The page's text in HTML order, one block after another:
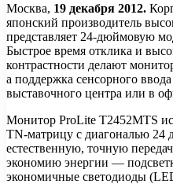
Москва, 19 декабря 2012.
японский производитель
представляет 24-дюймовую
Быстрое время отклика и
контрастности делают
а поддержка сенсорного
выставочного центра или в
Монитор ProLite T2452MTS
TN-матрицу с диагональю 24
естественную, точную
экономию энергии —
экономичные светодиоды